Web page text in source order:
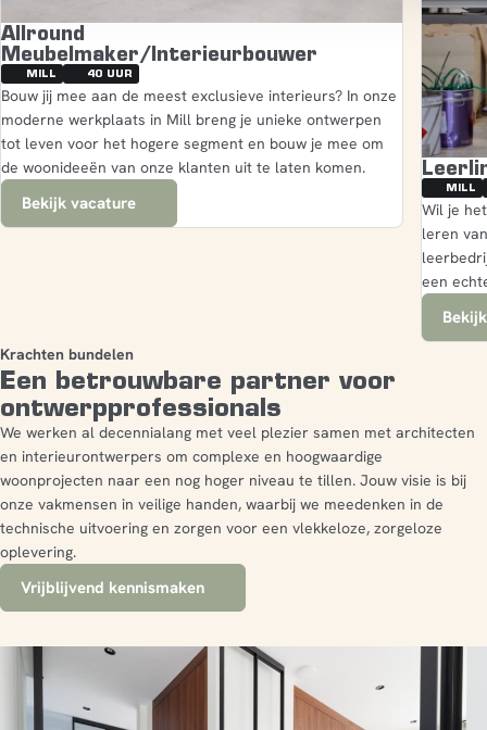
Allround
Meubelmaker/Interieurbouwer
MILL 40 UUR
Bouw jij mee aan de meest exclusieve interieurs? In onze
moderne werkplaats in Mill breng je unieke ontwerpen
tot leven voor het hogere segment en bouw je mee om
de woonideeën van onze klanten uit te laten komen.
Bekijk vacature
MILL
Wil je
leren
een
Krachten bundelen
Een betrouwbare partner voor
ontwerpprofessionals
We werken al decennialang met veel plezier samen met architecten
en interieurontwerpers om complexe en hoogwaardige
woonprojecten naar een nog hoger niveau te tillen. Jouw visie is bij
onze vakmensen in veilige handen, waarbij we meedenken in de
technische uitvoering en zorgen voor een vlekkeloze, zorgeloze
oplevering.
Vrijblijvend kennismaken